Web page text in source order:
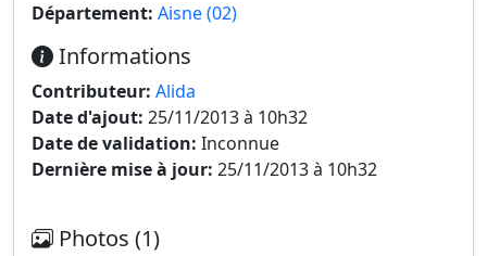
Département: Aisne (02)
Informations
Contributeur: Alida
Date d'ajout: 25/11/2013 à 10h32
Date de validation: Inconnue
Dernière mise à jour: 25/11/2013 à 10h32
Photos (1)